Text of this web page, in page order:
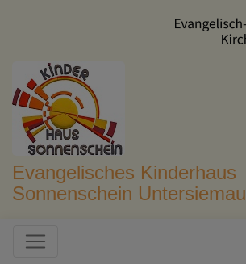
Evangelisches Kinderhaus
Sonnenschein Untersiemau
Hauptnavigation